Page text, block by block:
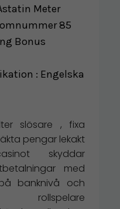
Meter
85
Bonus
: Engelska
slösare , fixa
pengar lekakt
skyddar
med
banknivå och